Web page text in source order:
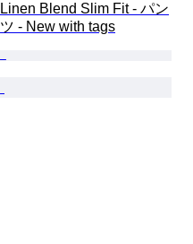
Linen Blend Slim Fit - パン
ツ - New with tags